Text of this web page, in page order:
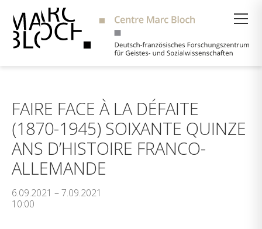
FAIRE FACE À LA DÉFAITE
(1870-1945) SOIXANTE QUINZE
ANS D’HISTOIRE FRANCO-
ALLEMANDE
6.09.2021 – 7.09.2021
10:00